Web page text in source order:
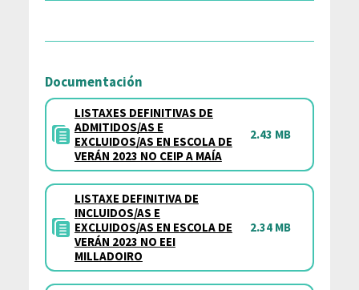
Documentación
LISTAXES DEFINITIVAS DE
ADMITIDOS/AS E
EXCLUIDOS/AS EN ESCOLA DE
VERÁN 2023 NO CEIP A MAÍA
2.43 MB
LISTAXE DEFINITIVA DE
INCLUIDOS/AS E
EXCLUIDOS/AS EN ESCOLA DE
VERÁN 2023 NO EEI
MILLADOIRO
2.34 MB